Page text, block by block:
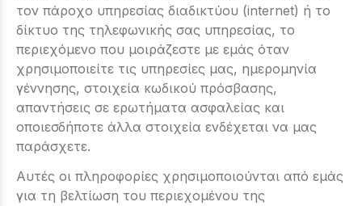
τον πάροχο υπηρεσίας διαδικτύου (internet) ή το
δίκτυο της τηλεφωνικής σας υπηρεσίας, το
περιεχόμενο που μοιράζεστε με εμάς όταν
χρησιμοποιείτε τις υπηρεσίες μας, ημερομηνία
γέννησης, στοιχεία κωδικού πρόσβασης,
απαντήσεις σε ερωτήματα ασφαλείας και
οποιεσδήποτε άλλα στοιχεία ενδέχεται να μας
παράσχετε.
Αυτές οι πληροφορίες χρησιμοποιούνται από εμάς
για τη βελτίωση του περιεχομένου της